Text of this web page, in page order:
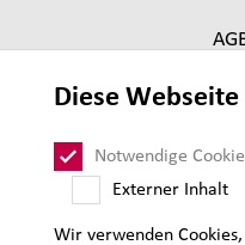
Diese
Notwendige
Externer Inhalt
Wir verwenden